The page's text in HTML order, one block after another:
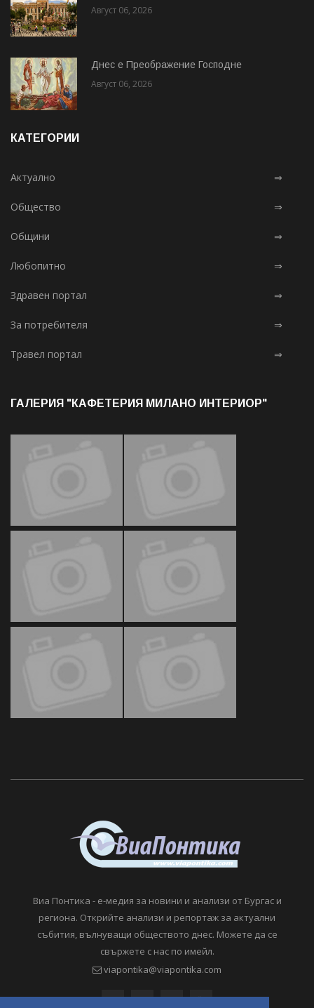
Август 06, 2026
Днес е Преображение Господне
Август 06, 2026
КАТЕГОРИИ
Актуално ⇒
Общество ⇒
Общини ⇒
Любопитно ⇒
Здравен портал ⇒
За потребителя ⇒
Травел портал ⇒
ГАЛЕРИЯ "КАФЕТЕРИЯ МИЛАНО ИНТЕРИОР"
Виа Понтика - е-медия за новини и анализи от Бургас и
региона. Открийте анализи и репортаж за актуални
събития, вълнуващи обществото днес. Можете да се
свържете с нас по имейл.
viapontika@viapontika.com